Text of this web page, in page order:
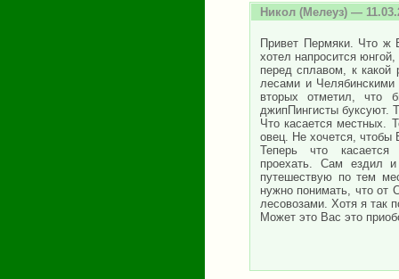
Никол (Мелеуз) —
Привет Пермяки. Что ж
хотел напросится
перед сплавом, к
лесами и
вторых отметил, что
джипПингисты буксуют.
Что касается местных.
овец. Не хочется,
Теперь что касается
проехать. Сам ездил
путешествую по тем
нужно понимать, что от
лесовозами. Хотя я так
Может это Вас это